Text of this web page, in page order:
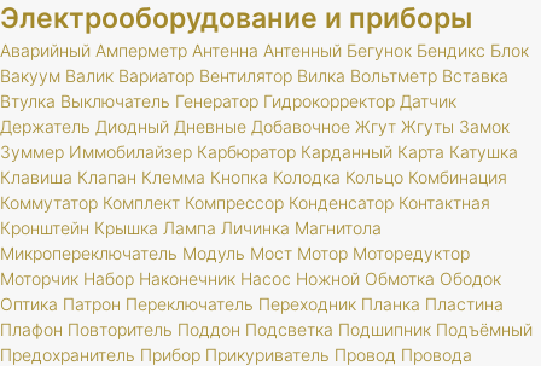
Электрооборудование и приборы
Аварийный Амперметр Антенна Антенный Бегунок Бендикс Блок
Вакуум Валик Вариатор Вентилятор Вилка Вольтметр Вставка
Втулка Выключатель Генератор Гидрокорректор Датчик
Держатель Диодный Дневные Добавочное Жгут Жгуты Замок
Зуммер Иммобилайзер Карбюратор Карданный Карта Катушка
Клавиша Клапан Клемма Кнопка Колодка Кольцо Комбинация
Коммутатор Комплект Компрессор Конденсатор Контактная
Кронштейн Крышка Лампа Личинка Магнитола
Микропереключатель Модуль Мост Мотор Моторедуктор
Моторчик Набор Наконечник Насос Ножной Обмотка Ободок
Оптика Патрон Переключатель Переходник Планка Пластина
Плафон Повторитель Поддон Подсветка Подшипник Подъёмный
Предохранитель Прибор Прикуриватель Провод Провода